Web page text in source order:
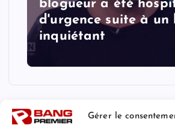
Gérer le
blogueur a été
d'urgence suite à un
inquiétant